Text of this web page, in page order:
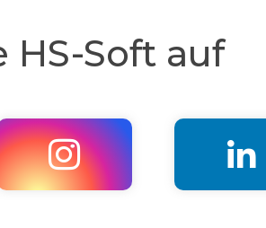
HS-Soft auf
 